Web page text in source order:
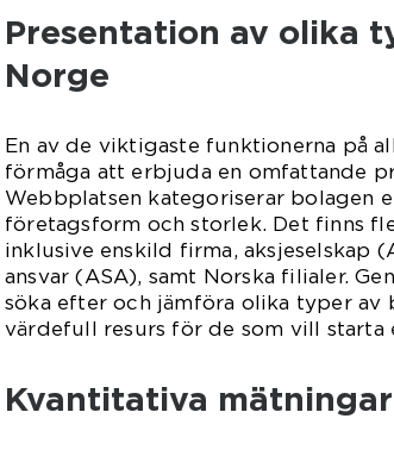
Presentation av olika
Norge
En av de viktigaste funktionerna på
förmåga att erbjuda en omfattande
Webbplatsen kategoriserar bolagen
företagsform och storlek. Det finns
inklusive enskild firma, aksjeselskap
ansvar (ASA), samt Norska filialer.
söka efter och jämföra olika typer av
värdefull resurs för de som vill
Kvantitativa